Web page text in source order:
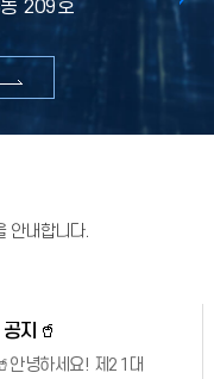
209호
안내합니다.
지🥤
안녕하세요! 제21대